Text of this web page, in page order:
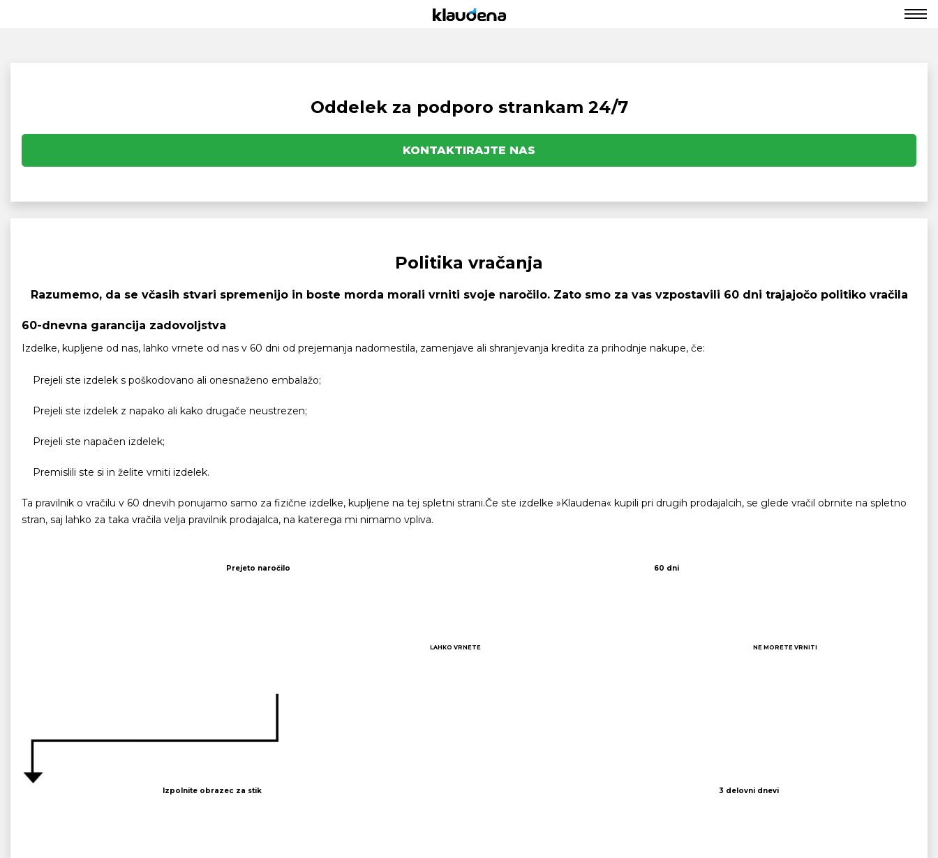
Oddelek za podporo strankam 24/7
KONTAKTIRAJTE NAS
Politika vračanja
Razumemo, da se včasih stvari spremenijo in boste morda morali vrniti svoje naročilo. Zato smo za vas vzpostavili 60 dni trajajočo politiko vračila
60-dnevna garancija zadovoljstva
Izdelke, kupljene od nas, lahko vrnete od nas v 60 dni od prejemanja nadomestila, zamenjave ali shranjevanja kredita za prihodnje nakupe, če:
Prejeli ste izdelek s poškodovano ali onesnaženo embalažo;
Prejeli ste izdelek z napako ali kako drugače neustrezen;
Prejeli ste napačen izdelek;
Premislili ste si in želite vrniti izdelek.
Ta pravilnik o vračilu v 60 dnevih ponujamo samo za fizične izdelke, kupljene na tej spletni strani.Če ste izdelke »Klaudena« kupili pri drugih prodajalcih, se glede vračil obrnite na spletno
stran, saj lahko za taka vračila velja pravilnik prodajalca, na katerega mi nimamo vpliva.
Prejeto naročilo 60 dni
LAHKO VRNETE NE MORETE VRNITI
Izpolnite obrazec za stik 3 delovni dnevi